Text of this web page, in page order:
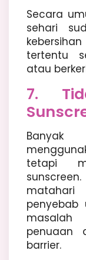
Secara
sehari
tertentu
atau
7.
tetapi
penyebab
penuaan
barrier.